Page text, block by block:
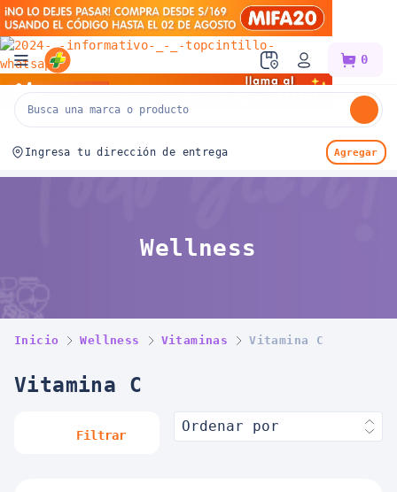
Mifarma 0
Ingresa tu dirección de entrega Agregar
Wellness
Inicio Wellness Vitaminas Vitamina C
Vitamina C
Filtrar
Ordenar por